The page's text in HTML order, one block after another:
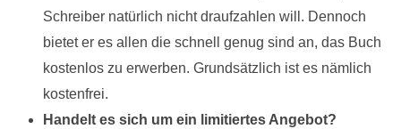
Schreiber natürlich nicht draufzahlen will. Dennoch
bietet er es allen die schnell genug sind an, das Buch
kostenlos zu erwerben. Grundsätzlich ist es nämlich
kostenfrei.
Handelt es sich um ein limitiertes Angebot?